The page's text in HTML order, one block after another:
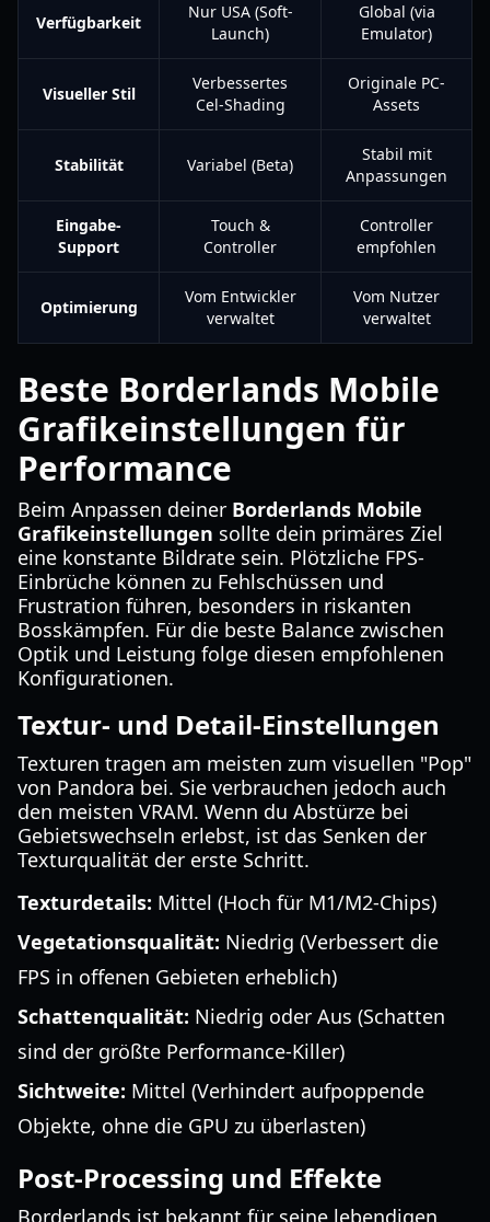
Verfügbarkeit
Nur USA (Soft-
Launch)
Global (via
Emulator)
Visueller Stil
Verbessertes
Cel-Shading
Originale PC-
Assets
Stabilität Variabel (Beta)
Stabil mit
Anpassungen
Eingabe-
Support
Touch &
Controller
Controller
empfohlen
Optimierung
Vom Entwickler
verwaltet
Vom Nutzer
verwaltet
Beste Borderlands Mobile
Grafikeinstellungen für
Performance
Beim Anpassen deiner Borderlands Mobile
Grafikeinstellungen sollte dein primäres Ziel
eine konstante Bildrate sein. Plötzliche FPS-
Einbrüche können zu Fehlschüssen und
Frustration führen, besonders in riskanten
Bosskämpfen. Für die beste Balance zwischen
Optik und Leistung folge diesen empfohlenen
Konfigurationen.
Textur- und Detail-Einstellungen
Texturen tragen am meisten zum visuellen "Pop"
von Pandora bei. Sie verbrauchen jedoch auch
den meisten VRAM. Wenn du Abstürze bei
Gebietswechseln erlebst, ist das Senken der
Texturqualität der erste Schritt.
Texturdetails: Mittel (Hoch für M1/M2-Chips)
Vegetationsqualität: Niedrig (Verbessert die
FPS in offenen Gebieten erheblich)
Schattenqualität: Niedrig oder Aus (Schatten
sind der größte Performance-Killer)
Sichtweite: Mittel (Verhindert aufpoppende
Objekte, ohne die GPU zu überlasten)
Post-Processing und Effekte
Borderlands ist bekannt für seine lebendigen